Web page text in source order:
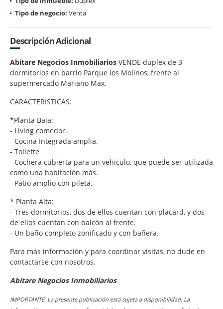
Tipo de negocio: Venta
Descripción Adicional
Abitare Negocios Inmobiliarios VENDE duplex de 3
dormitorios en barrio Parque los Molinos, frente al
supermercado Mariano Max.
CARACTERISTICAS:
*Planta Baja:
- Living comedor.
- Cocina Integrada amplia.
- Toilette
- Cochera cubierta para un vehiculo, que puede ser utilizada
como una habitación más.
- Patio amplio con pileta.
* Planta Alta:
- Tres dormitorios, dos de ellos cuentan con placard, y dos
de ellos cuentan con balcón al frente.
- Un baño completo zonificado y con bañera.
Para más información y para coordinar visitas, no dude en
contactarse con nosotros.
Abitare Negocios Inmobiliarios
IMPORTANTE: La presente publicación está sujeta a disponibilidad. La